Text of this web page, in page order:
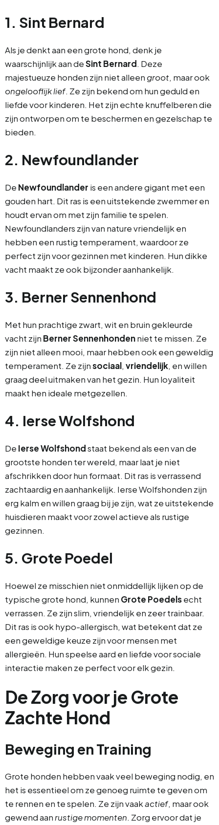
1. Sint Bernard
Als je denkt aan een grote hond, denk je
waarschijnlijk aan deSint Bernard. Deze
majestueuze honden zijn niet alleen groot, maar ook
ongelooflijk lief. Ze zijn bekend om hun geduld en
liefde voor kinderen. Het zijn echte knuffelberen die
zijn ontworpen om te beschermen en gezelschap te
bieden.
2. Newfoundlander
De Newfoundlander is een andere gigant met een
gouden hart. Dit ras is een uitstekende zwemmer en
houdt ervan om met zijn familie te spelen.
Newfoundlanders zijn van nature vriendelijk en
hebben een rustig temperament, waardoor ze
perfect zijn voor gezinnen met kinderen. Hun dikke
vacht maakt ze ook bijzonder aanhankelijk.
3. Berner Sennenhond
Met hun prachtige zwart, wit en bruin gekleurde
vacht zijn Berner Sennenhondenniet te missen. Ze
zijn niet alleen mooi, maar hebben ook een geweldig
temperament. Ze zijnsociaal, vriendelijk, en willen
graag deel uitmaken van het gezin. Hun loyaliteit
maakt hen ideale metgezellen.
4. Ierse Wolfshond
De Ierse Wolfshondstaat bekend als een van de
grootste honden ter wereld, maar laat je niet
afschrikken door hun formaat. Dit ras is verrassend
zachtaardig en aanhankelijk. Ierse Wolfshonden zijn
erg kalm en willen graag bij je zijn, wat ze uitstekende
huisdieren maakt voor zowel actieve als rustige
gezinnen.
5. Grote Poedel
Hoewel ze misschien niet onmiddellijk lijken op de
typische grote hond, kunnen Grote Poedelsecht
verrassen. Ze zijn slim, vriendelijk en zeer trainbaar.
Dit ras is ook hypo-allergisch, wat betekent dat ze
een geweldige keuze zijn voor mensen met
allergieën. Hun speelse aard en liefde voor sociale
interactie maken ze perfect voor elk gezin.
De Zorg voor je Grote
Zachte Hond
Beweging en Training
Grote honden hebben vaak veel beweging nodig, en
het is essentieel om ze genoeg ruimte te geven om
te rennen en te spelen. Ze zijn vaakactief, maar ook
gewend aanrustige momenten. Zorg ervoor dat je